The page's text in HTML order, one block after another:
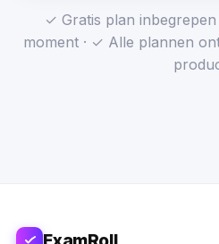
✓ Gratis plan
moment · ✓ Alle plannen